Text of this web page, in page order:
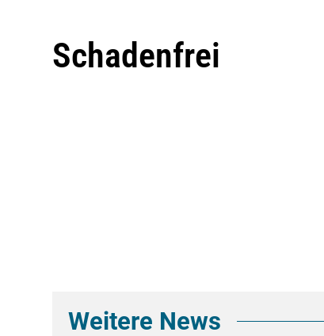
Schadenfrei
Weitere News